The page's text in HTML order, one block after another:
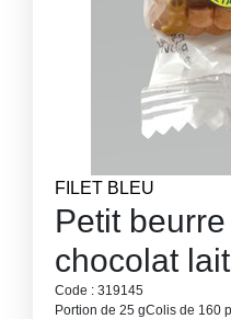
FILET BLEU
Petit
chocolat
Code : 319145
Portion de 25 gColis de 160